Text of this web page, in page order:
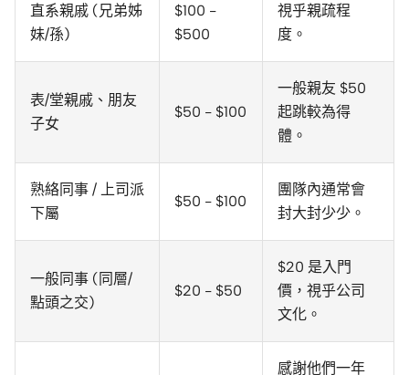
直系親戚 (兄弟姊
妹/孫)
$100 -
$500
視乎親疏程
度。
表/堂親戚、朋友
子女
$50 - $100
一般親友 $50
起跳較為得
體。
熟絡同事 / 上司派
下屬
$50 - $100
團隊內通常會
封大封少少。
一般同事 (同層/
點頭之交)
$20 - $50
$20 是入門
價，視乎公司
文化。
感謝他們一年